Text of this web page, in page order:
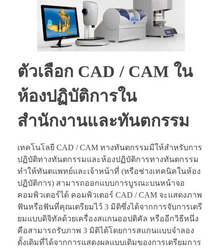
ตัวเลือก CAD / CAM ใน
ห้องปฏิบัติการใน
สำนักงานและทันตกรรม
เทคโนโลยี CAD / CAM ทางทันตกรรมมีให้สำหรับการ
ปฏิบัติทางทันตกรรมและห้องปฏิบัติการทางทันตกรรม
ทำให้ทันตแพทย์และเจ้าหน้าที่ (หรือช่างเทคนิคในห้อง
ปฏิบัติการ) สามารถออกแบบการบูรณะบนหน้าจอ
คอมพิวเตอร์ได้ คอมพิวเตอร์ CAD / CAM จะแสดงภาพ
ฟันหรือฟันที่คุณเตรียมไว้ 3 มิติซึ่งได้จากการจับการเตรี
ยมแบบดิจิทัลด้วยเครื่องสแกนออปติคัล หรืออีกวิธีหนึ่ง
คือสามารถรับภาพ 3 มิติได้โดยการสแกนแบบจำลอง
ดั้งเดิมที่ได้จากการแสดงผลแบบเดิมของการเตรียมการ